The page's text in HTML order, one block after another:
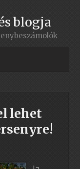
blogja
lehet